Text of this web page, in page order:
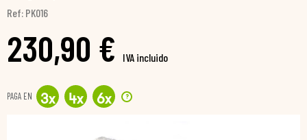
Ref: PK016
230,90 € IVA incluido
PAGA EN 3x 4x 6x ?